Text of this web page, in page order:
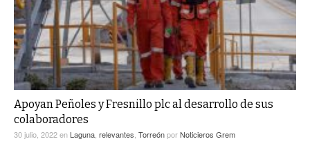
Apoyan Peñoles y Fresnillo plc al desarrollo de sus
colaboradores
30 julio, 2022en Laguna, relevantes, TorreónporNoticieros Grem